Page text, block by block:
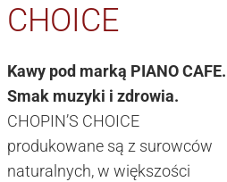
CHOICE
Kawy pod marką PIANO CAFE.
Smak muzyki i zdrowia.
CHOPIN’S CHOICE
produkowane są z surowców
naturalnych, w większości